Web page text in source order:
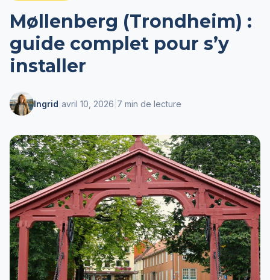
Møllenberg (Trondheim) :
guide complet pour s’y
installer
Ingrid avril 10, 2026 7 min de lecture